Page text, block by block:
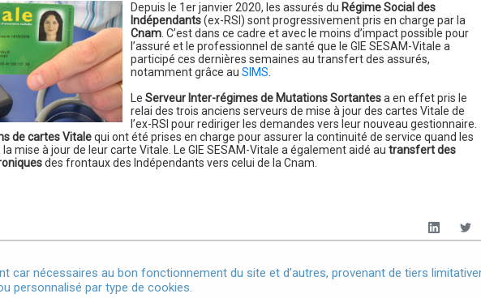
Depuis le 1er janvier 2020, les assurés du Régime Social des
Indépendants(ex-RSI) sont progressivement pris en charge par la
Cnam . C’est dans ce cadre et avec le moins d’impact possible pour
l’assuré et le professionnel de santé que le GIE SESAM-Vitale a
participé ces dernières semaines au transfert des assurés,
notamment grâce au SIMS
Le Serveur Inter-régimes de Mutations Sortantesa en effet pris le
relai des trois anciens serveurs de mise à jour des cartes Vitale de
l’ex-RSI pour rediriger les demandes vers leur nouveau gestionnaire.
de cartes Vitalequi ont été prises en charge pour assurer la continuité de service quand les
mise à jour de leur carte Vitale. Le GIE SESAM-Vitale a également aidé au transfert des
des frontaux des Indépendants vers celui de la Cnam.
nécessaires au bon fonctionnement du site et d’autres, provenant de tiers
personnalisé par type de cookies.